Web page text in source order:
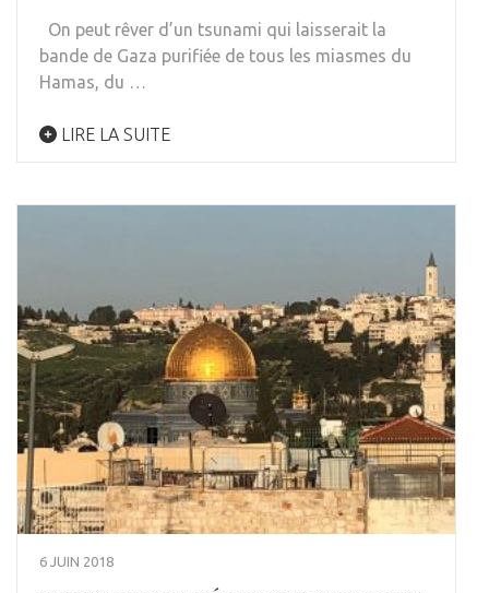
On peut rêver d’un tsunami qui laisserait la
bande de Gaza purifiée de tous les miasmes du
Hamas, du …
LIRE LA SUITE
6 JUIN 2018